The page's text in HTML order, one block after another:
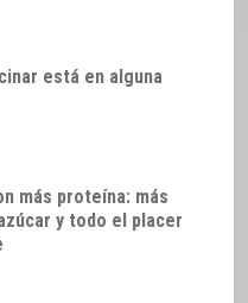
está en alguna
más proteína: más
y todo el placer